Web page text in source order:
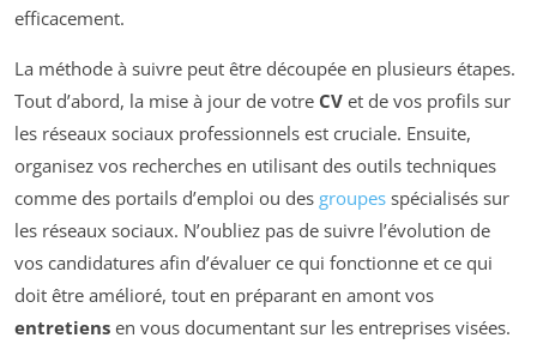
efficacement.
La méthode à suivre peut être découpée en plusieurs étapes.
Tout d’abord, la mise à jour de votre CV et de vos profils sur
les réseaux sociaux professionnels est cruciale. Ensuite,
organisez vos recherches en utilisant des outils techniques
comme des portails d’emploi ou des groupes spécialisés sur
les réseaux sociaux. N’oubliez pas de suivre l’évolution de
vos candidatures afin d’évaluer ce qui fonctionne et ce qui
doit être amélioré, tout en préparant en amont vos
entretiens en vous documentant sur les entreprises visées.